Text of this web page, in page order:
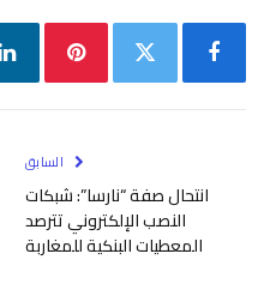
السابق
انتحال صفة “نارسا”: شبكات
النصب الإلكتروني تترصد
المعطيات البنكية للمغاربة